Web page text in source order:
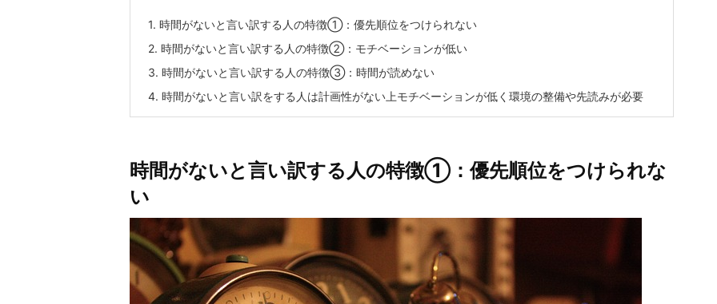
1. 時間がないと言い訳する人の特徴①：優先順位をつけられない
2. 時間がないと言い訳する人の特徴②：モチベーションが低い
3. 時間がないと言い訳する人の特徴③：時間が読めない
4. 時間がないと言い訳をする人は計画性がない上モチベーションが低く環境の整備や先読みが必要
時間がないと言い訳する人の特徴①：優先順位をつけられな
い